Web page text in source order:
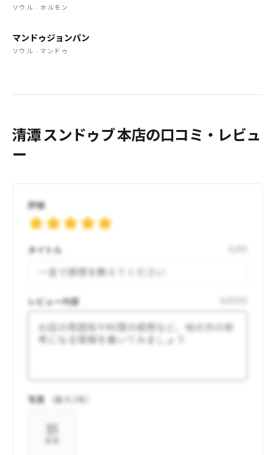
ソウル · ホルモン
マンドゥジョンパン
ソウル · マンドゥ
清潭 スンドゥブ 本店の口コミ・レビュ
ー
評価
タイトル
レビュー内容
写真 （最大 枚）